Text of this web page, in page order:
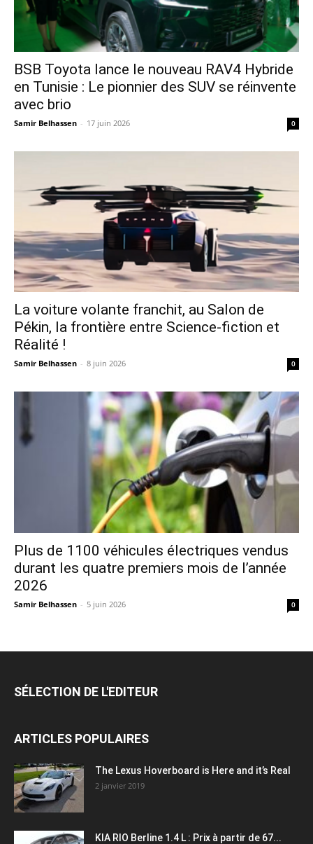
​BSB Toyota lance le nouveau RAV4 Hybride
en Tunisie : Le pionnier des SUV se réinvente
avec brio
Samir Belhassen - 17 juin 2026 0
La voiture volante franchit, au Salon de
Pékin, la frontière entre Science-fiction et
Réalité !
Samir Belhassen - 8 juin 2026 0
Plus de 1100 véhicules électriques vendus
durant les quatre premiers mois de l’année
2026
Samir Belhassen - 5 juin 2026 0
SÉLECTION DE L'EDITEUR
ARTICLES POPULAIRES
The Lexus Hoverboard is Here and it’s Real
2 janvier 2019
KIA RIO Berline 1.4 L : Prix à partir de 67...